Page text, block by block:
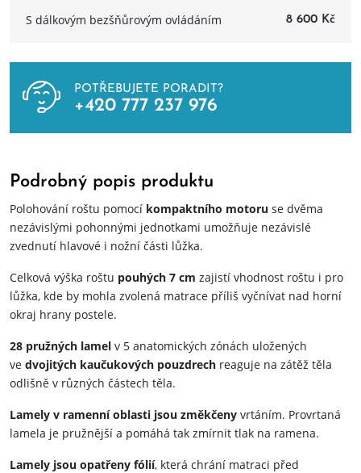
S dálkovým bezšňůrovým ovládáním 8 600 Kč
POTŘEBUJETE PORADIT?
+420 777 237 976
Podrobný popis produktu
Polohování roštu pomocí kompaktního motoru se dvěma
nezávislými pohonnými jednotkami umožňuje nezávislé
zvednutí hlavové i nožní části lůžka.
Celková výška roštu pouhých 7 cm zajistí vhodnost roštu i pro
lůžka, kde by mohla zvolená matrace příliš vyčnívat nad horní
okraj hrany postele.
28 pružných lamel v 5 anatomických zónách uložených
ve dvojitých kaučukových pouzdrech reaguje na zátěž těla
odlišně v různých částech těla.
Lamely v ramenní oblasti jsou změkčeny vrtáním. Provrtaná
lamela je pružnější a pomáhá tak zmírnit tlak na ramena.
Lamely jsou opatřeny fólií, která chrání matraci před